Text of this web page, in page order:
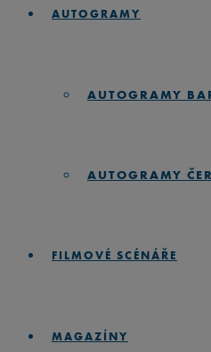
AUTOGRAMY
AUTOGRAMY
AUTOGRAMY
FILMOVÉ SCÉNÁŘE
MAGAZÍNY
My Cat
Shit
odznak
Ať už jste filmový nadšenec,
nevybíravým smyslem pro
TLICH jsou skvělým způsobem,
zájmy.